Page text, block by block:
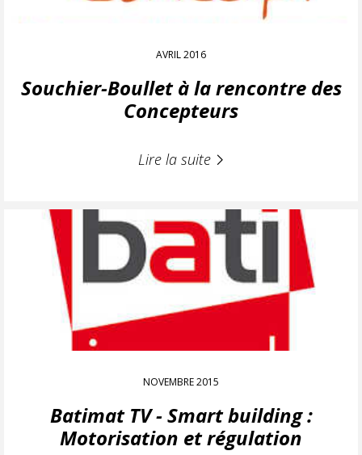
AVRIL 2016
Souchier-Boullet à la rencontre des
Concepteurs
Lire la suite
NOVEMBRE 2015
Batimat TV - Smart building :
Motorisation et régulation